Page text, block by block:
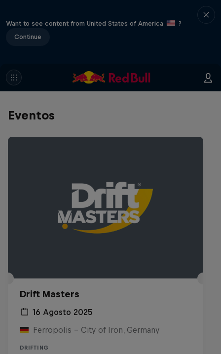
Want to see content from United States of America
?
Continue
Eventos
Drift Masters
16 Agosto 2025
Ferropolis – City of Iron, Germany
DRIFTING